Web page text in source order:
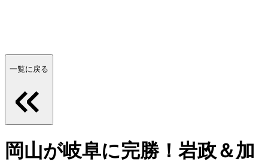
一覧に戻る
岡山が岐阜に完勝！岩政＆加